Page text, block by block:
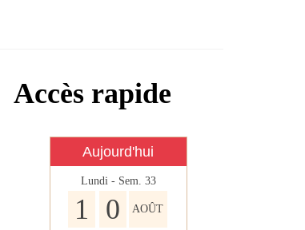
Accès rapide
Aujourd'hui
Lundi - Sem. 33
1 0 AOÛT